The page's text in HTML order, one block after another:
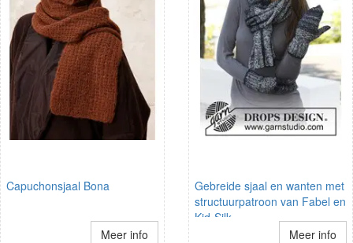
Capuchonsjaal Bona
Meer info
Gebreide sjaal en wanten met
structuurpatroon van Fabel en
Kid-Silk.
Meer info